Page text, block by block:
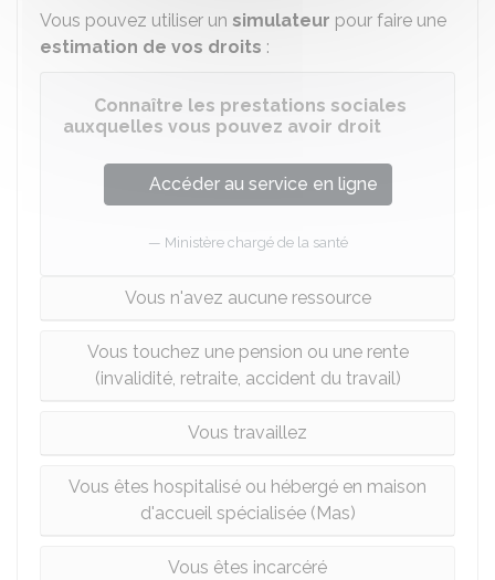
Vous pouvez utiliser un simulateur pour faire une
estimation de vos droits :
Connaître les prestations sociales
auxquelles vous pouvez avoir droit
Accéder au service en ligne
Ministère chargé de la santé
Vous n'avez aucune ressource
Vous touchez une pension ou une rente
(invalidité, retraite, accident du travail)
Vous travaillez
Vous êtes hospitalisé ou hébergé en maison
d'accueil spécialisée (Mas)
Vous êtes incarcéré